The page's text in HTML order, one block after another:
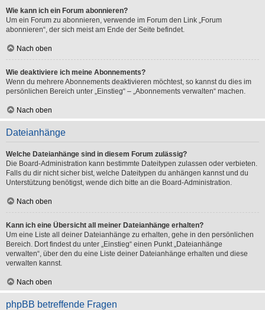
Wie kann ich ein Forum abonnieren?
Um ein Forum zu abonnieren, verwende im Forum den Link „Forum
abonnieren“, der sich meist am Ende der Seite befindet.
Nach oben
Wie deaktiviere ich meine Abonnements?
Wenn du mehrere Abonnements deaktivieren möchtest, so kannst du dies im
persönlichen Bereich unter „Einstieg“ – „Abonnements verwalten“ machen.
Nach oben
Dateianhänge
Welche Dateianhänge sind in diesem Forum zulässig?
Die Board-Administration kann bestimmte Dateitypen zulassen oder verbieten.
Falls du dir nicht sicher bist, welche Dateitypen du anhängen kannst und du
Unterstützung benötigst, wende dich bitte an die Board-Administration.
Nach oben
Kann ich eine Übersicht all meiner Dateianhänge erhalten?
Um eine Liste all deiner Dateianhänge zu erhalten, gehe in den persönlichen
Bereich. Dort findest du unter „Einstieg“ einen Punkt „Dateianhänge
verwalten“, über den du eine Liste deiner Dateianhänge erhalten und diese
verwalten kannst.
Nach oben
phpBB betreffende Fragen